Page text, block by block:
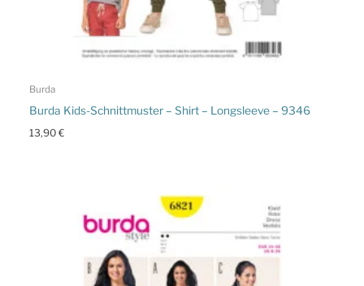
Burda
Burda Kids-Schnittmuster – Shirt – Longsleeve – 9346
13,90€